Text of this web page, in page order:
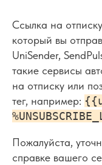
Ссылка на
который вы
UniSender,
такие сервисы
на отписку или
тег, например:
Пожалуйста,
справке вашего